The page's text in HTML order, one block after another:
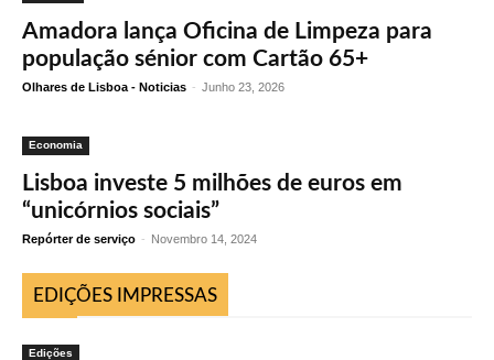
Amadora lança Oficina de Limpeza para
população sénior com Cartão 65+
Olhares de Lisboa - Noticias - Junho 23, 2026
Economia
Lisboa investe 5 milhões de euros em
“unicórnios sociais”
Repórter de serviço - Novembro 14, 2024
EDIÇÕES IMPRESSAS
Edições